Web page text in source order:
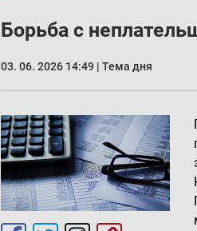
Борьба с
03. 06. 2026 14:49 | Тема дня